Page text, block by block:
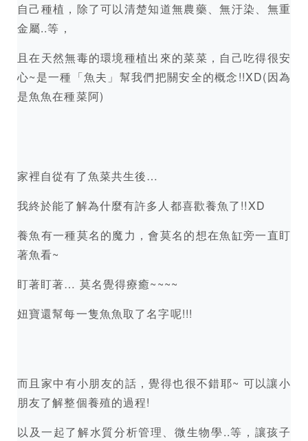
自己種植，除了可以清楚知道無農藥、無汙染、無重
金屬..等，
且在天然無毒的環境種植出來的菜菜，自己吃得很安
心~是一種「魚夫」幫我們把關安全的概念!!XD(因為
是魚魚在種菜阿)
家裡自從有了魚菜共生後…
我終於能了解為什麼有許多人都喜歡養魚了!!XD
養魚有一種莫名的魔力，會莫名的想在魚缸旁一直盯
著魚看~
盯著盯著… 莫名覺得療癒~~~~
妞寶還幫每一隻魚魚取了名字呢!!!
而且家中有小朋友的話，覺得也很不錯耶~ 可以讓小
朋友了解整個養殖的過程!
以及一起了解水質分析管理、微生物學..等，讓孩子